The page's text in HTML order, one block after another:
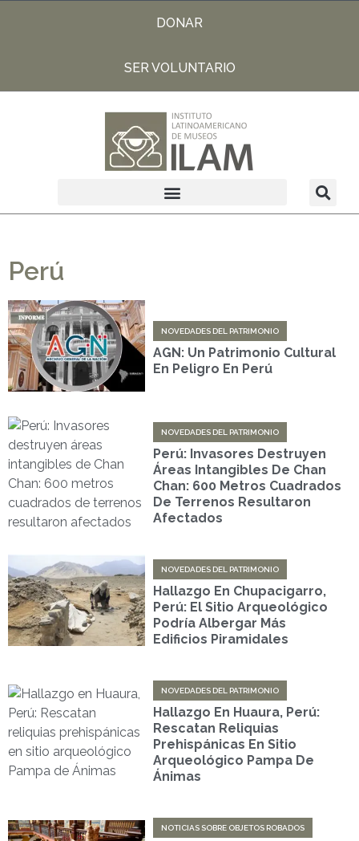
DONAR
SER VOLUNTARIO
Perú
NOVEDADES DEL PATRIMONIO
AGN: Un Patrimonio Cultural
En Peligro En Perú
NOVEDADES DEL PATRIMONIO
Perú: Invasores Destruyen
Áreas Intangibles De Chan
Chan: 600 Metros Cuadrados
De Terrenos Resultaron
Afectados
NOVEDADES DEL PATRIMONIO
Hallazgo En Chupacigarro,
Perú: El Sitio Arqueológico
Podría Albergar Más
Edificios Piramidales
NOVEDADES DEL PATRIMONIO
Hallazgo En Huaura, Perú:
Rescatan Reliquias
Prehispánicas En Sitio
Arqueológico Pampa De
Ánimas
NOTICIAS SOBRE OBJETOS ROBADOS